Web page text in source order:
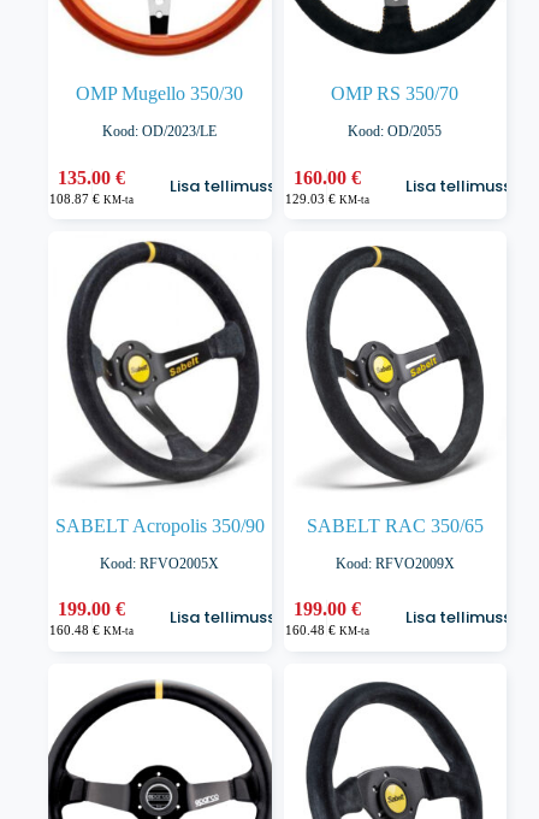
OMP Mugello 350/30
Kood: OD/2023/LE
135.00€
108.87€ KM-ta
Lisa tellimusse
OMP RS 350/70
Kood: OD/2055
160.00 €
129.03 € KM-ta
Lisa tellimusse
SABELT Acropolis 350/90
Kood: RFVO2005X
199.00€
160.48€ KM-ta
Lisa tellimusse
SABELT RAC 350/65
Kood: RFVO2009X
199.00 €
160.48 € KM-ta
Lisa tellimusse